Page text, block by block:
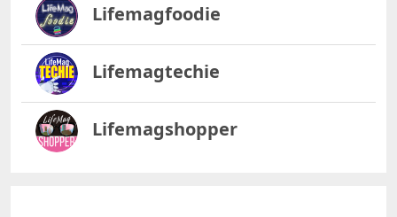
Lifemagfoodie
Lifemagtechie
Lifemagshopper